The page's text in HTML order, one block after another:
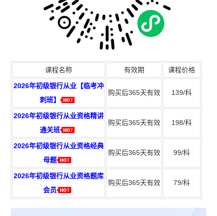
课程名称 有效期 课程价格
2026年初级银行从业【临考冲
刺班】
购买后365天有效 139/科
2026年初级银行从业资格精讲
通关班
购买后365天有效 198/科
2026年初级银行从业资格经典
母题
购买后365天有效 99/科
2026年初级银行从业资格题库
会员
购买后365天有效 79/科